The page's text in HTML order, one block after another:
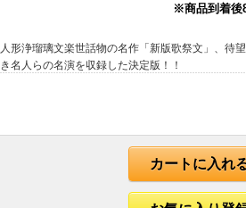
※商品到着後
人形浄瑠璃文楽世話物の名作「新版歌祭文」、
き名人らの名演を収録した決定版！！
カートに入れ